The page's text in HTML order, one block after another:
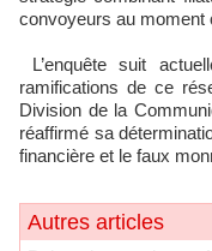
convoyeurs au moment
L’enquête suit
ramifications de ce
Division de la
réaffirmé sa
financière et le faux
Autres articles